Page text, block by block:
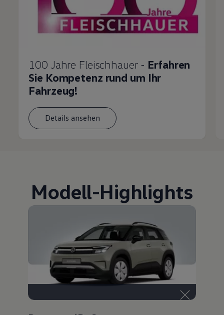
100 Jahre Fleischhauer - Erfahren
Sie Kompetenz rund um Ihr
Fahrzeug!
Details ansehen
Modell-Highlights